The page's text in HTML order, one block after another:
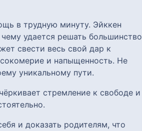
в трудную минуту. Эйккен
удается решать большинство
свести весь свой дар к
и напыщенность. Не
уникальному пути.
стремление к свободе и
и доказать родителям, что